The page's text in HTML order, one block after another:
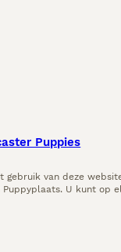
Puppies
gebruik van deze
Puppyplaats. U kunt op